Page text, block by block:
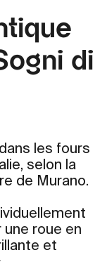
di
les fours
selon la
de Murano.
une roue en
et